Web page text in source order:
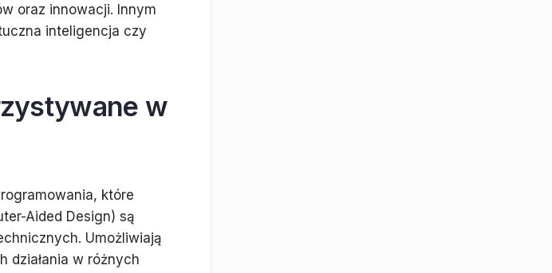
oraz innowacji. Innym
inteligencja czy
w
które
Aided Design) są
Umożliwiają
działania w różnych